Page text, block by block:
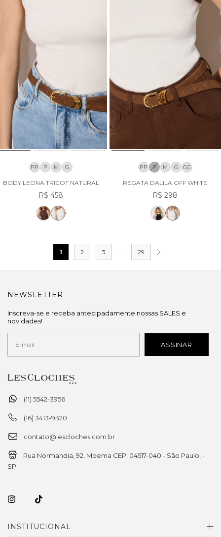
PP P M G
BODY LEONA TRICOT NATURAL
R$ 458
PP P M G GG
REGATA DALILA OFF WHITE
R$ 298
1 2 3 ... 29
(11) 5542-3956
(16) 3413-9320
contato@lescloches.com.br
Rua Normandia, 92, Moema CEP: 04517-040 - São Paulo, -
SP
INSTITUCIONAL
NEWSLETTER
Inscreva-se e receba antecipadamente nossas SALES e
novidades!